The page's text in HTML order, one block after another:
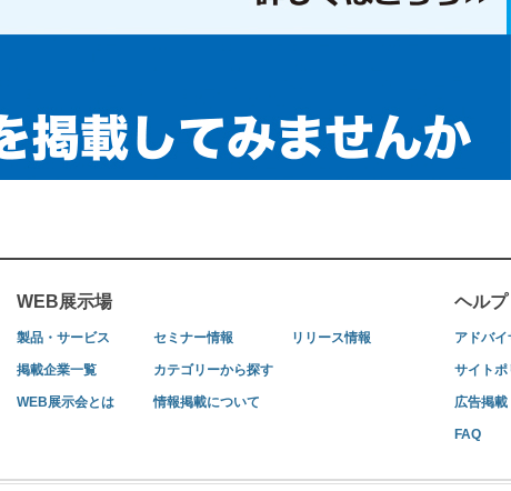
WEB展示場
製品・サービス セミナー情報 リリース情報
掲載企業一覧 カテゴリーから探す
WEB展示会とは 情報掲載について
ヘルプ
アドバ
サイトポ
広告掲載
FAQ